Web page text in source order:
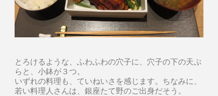
とろけるような、ふわふわの穴子に、穴子の下の天ぷ
らと、小鉢が３つ。
いずれの料理も、ていねいさを感じます。ちなみに、
若い料理人さんは、銀座たて野のご出身だそう。